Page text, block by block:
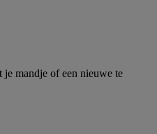
je mandje of een nieuwe te